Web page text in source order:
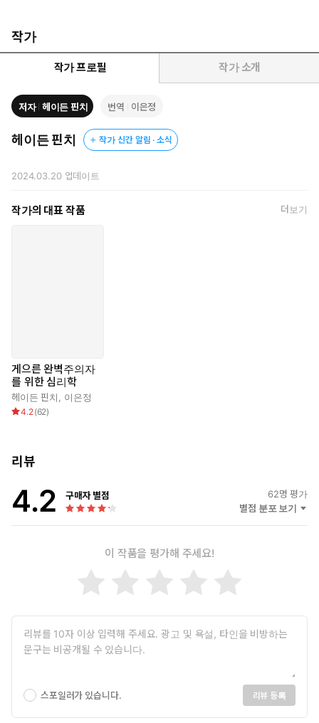
굉장히 잘하고 싶은 사람입니다.”
미루기는 게으름이 아니라, 감정 때문이다
작가
작가 프로필 작가 소개
저자 헤이든 핀치 번역 이은정
헤이든 핀치 작가 신간 알림 · 소식
2024.03.20업데이트
작가의 대표 작품 더보기
게으른 완벽주의자
를 위한 심리학
헤이든 핀치, 이은정
4.2(62)
리뷰
4.2 구매자 별점 62명 평가
별점 분포 보기
이 작품을 평가해 주세요!
스포일러가 있습니다. 리뷰 등록